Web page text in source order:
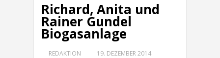
Richard, Anita und
Rainer Gundel
Biogasanlage
REDAKTION 19. DEZEMBER 2014